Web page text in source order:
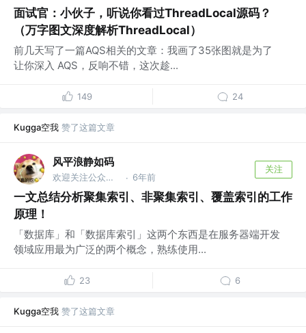
面试官：小伙子，听说你看过ThreadLocal源码？
（万字图文深度解析ThreadLocal）
前几天写了一篇AQS相关的文章：我画了35张图就是为了
让你深入 AQS，反响不错，这次趁...
149 24
Kugga空我 赞了这篇文章
风平浪静如码
欢迎关注公众号：【风平浪静如码】 · 6年前
关注
一文总结分析聚集索引、非聚集索引、覆盖索引的工作
原理！
「数据库」和「数据库索引」这两个东西是在服务器端开发
领域应用最为广泛的两个概念，熟练使用...
23 6
Kugga空我 赞了这篇文章